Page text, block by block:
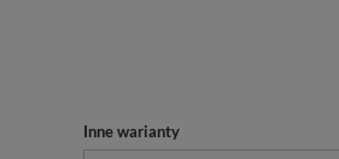
Inne warianty